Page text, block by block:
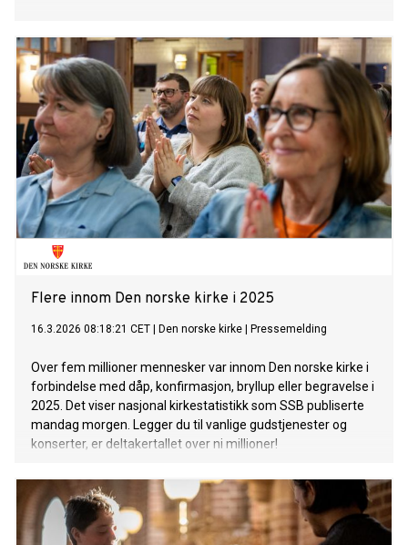
Flere innom Den norske kirke i 2025
16.3.2026 08:18:21 CET Den norske kirke Pressemelding
Over fem millioner mennesker var innom Den norske kirke i
forbindelse med dåp, konfirmasjon, bryllup eller begravelse i
2025. Det viser nasjonal kirkestatistikk som SSB publiserte
mandag morgen. Legger du til vanlige gudstjenester og
konserter, er deltakertallet over ni millioner!